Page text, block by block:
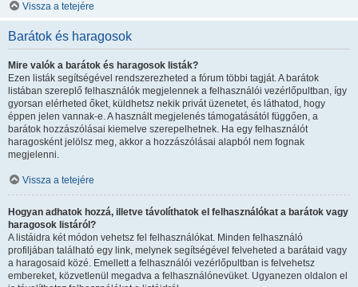
Vissza a tetejére
Barátok és haragosok
Mire valók a barátok és haragosok listák?
Ezen listák segítségével rendszerezheted a fórum többi tagját. A barátok
listában szereplő felhasználók megjelennek a felhasználói vezérlőpultban, így
gyorsan elérheted őket, küldhetsz nekik privát üzenetet, és láthatod, hogy
éppen jelen vannak-e. A használt megjelenés támogatásától függően, a
barátok hozzászólásai kiemelve szerepelhetnek. Ha egy felhasználót
haragosként jelölsz meg, akkor a hozzászólásai alapból nem fognak
megjelenni.
Vissza a tetejére
Hogyan adhatok hozzá, illetve távolíthatok el felhasználókat a barátok vagy
haragosok listáról?
A listáidra két módon vehetsz fel felhasználókat. Minden felhasználó
profiljában található egy link, melynek segítségével felveheted a barátaid vagy
a haragosaid közé. Emellett a felhasználói vezérlőpultban is felvehetsz
embereket, közvetlenül megadva a felhasználónevüket. Ugyanezen oldalon el